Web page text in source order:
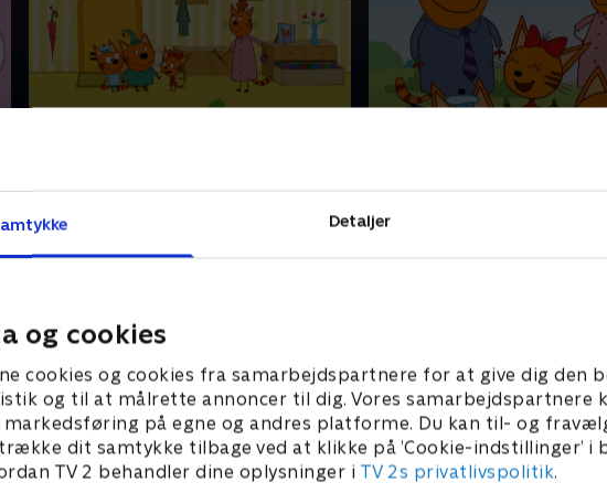
Detaljer
og cookies
cookies og cookies fra samarbejdspartnere for at give dig den
og til at målrette annoncer til dig. Vores samarbejdspartnere
på egne og andres platforme. Du kan til- og
dit samtykke tilbage ved at klikke på ’Cookie-indstillinger’ i
TV 2 behandler dine oplysninger i TV 2s privatlivspolitik.
finde løsninger på forskellige
problemer.
finde løsninger på forskellige